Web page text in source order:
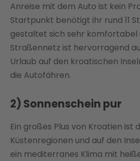
Anreise mit dem Auto ist kein
Startpunkt benötigt ihr rund 11
gestaltet sich sehr komfortabel
Straßennetz ist hervorragend
Urlaub auf den kroatischen
die Autofähren.
2) Sonnenschein pur
Ein großes Plus von Kroatien ist
Küstenregionen und auf den
ein mediterranes Klima mit